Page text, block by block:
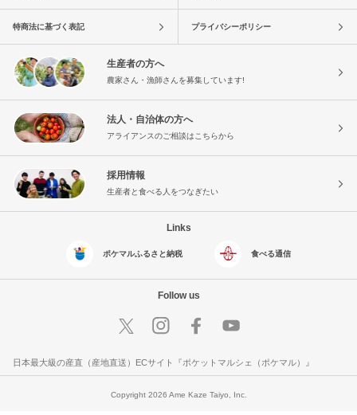
特商法に基づく表記 プライバシーポリシー
生産者の方へ
農家さん・漁師さんを募集しています!
法人・自治体の方へ
アライアンスのご相談はこちらから
採用情報
生産者と食べる人をつなぎたい
Links
ポケマルふるさと納税 食べる通信
Follow us
日本最大級の産直（産地直送）ECサイト『ポケットマルシェ（ポケマル）』
Copyright 2026 Ame Kaze Taiyo, Inc.